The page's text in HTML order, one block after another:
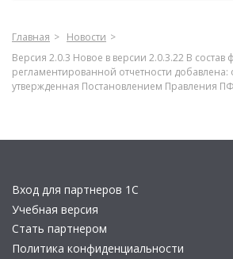
Главная
Новости
Версия 2.0.3 Новое в версии 2.0.3.22 В состав
регламентированной отчетности
утвержденная Постановлением Правления
Вход для партнеров 1С
Учебная версия
Стать партнером
Политика конфиденциальности